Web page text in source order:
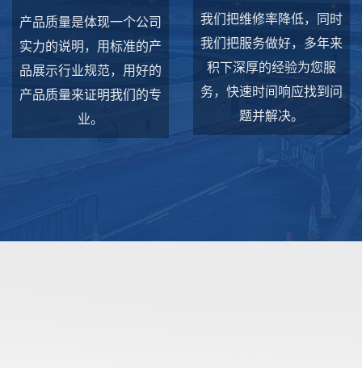
产品质量是体现一个公司
实力的说明，用标准的产
品展示行业规范，用好的
产品质量来证明我们的专
业。
我们把维修率降低，同时
我们把服务做好，多年来
积下深厚的经验为您服
务，快速时间响应找到问
题并解决。